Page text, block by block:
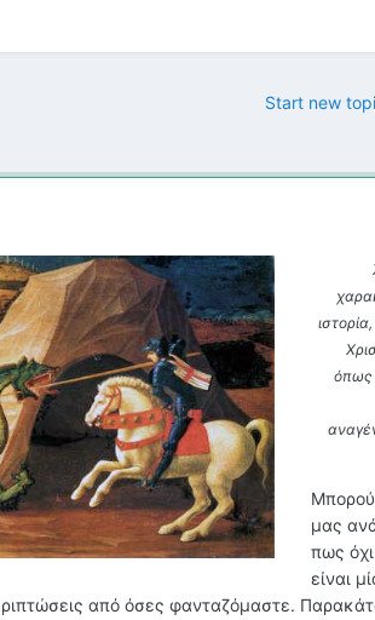
Start new
όπως
μας
πως
είναι
από όσες φανταζόμαστε.